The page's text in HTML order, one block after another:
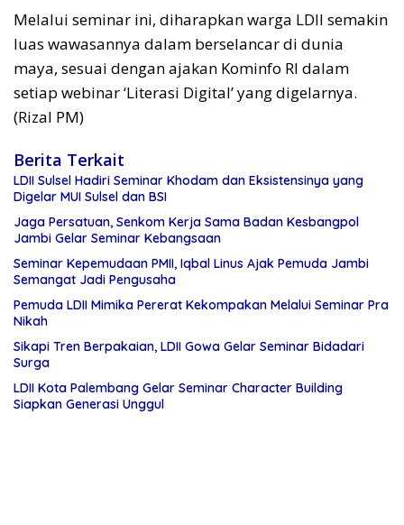
Melalui seminar ini, diharapkan warga LDII semakin
luas wawasannya dalam berselancar di dunia
maya, sesuai dengan ajakan Kominfo RI dalam
setiap webinar ‘Literasi Digital’ yang digelarnya.
(Rizal PM)
Berita Terkait
LDII Sulsel Hadiri Seminar Khodam dan Eksistensinya yang
Digelar MUI Sulsel dan BSI
Jaga Persatuan, Senkom Kerja Sama Badan Kesbangpol
Jambi Gelar Seminar Kebangsaan
Seminar Kepemudaan PMII, Iqbal Linus Ajak Pemuda Jambi
Semangat Jadi Pengusaha
Pemuda LDII Mimika Pererat Kekompakan Melalui Seminar Pra
Nikah
Sikapi Tren Berpakaian, LDII Gowa Gelar Seminar Bidadari
Surga
LDII Kota Palembang Gelar Seminar Character Building
Siapkan Generasi Unggul